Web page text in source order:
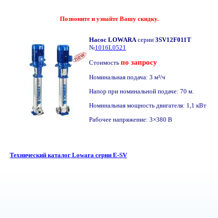
Позвоните и узнайте Вашу скидку.
Насос LOWARAсерии 3SV12F011T
№1016L0521
Стоимость по запросу
Номинальная подача: 3 м³/ч
Напор при номинальной подаче: 70 м.
Номинальная мощность двигателя: 1,1 кВт
Рабочее напряжение: 3×380 В
Технический каталог Lowara серии E-SV